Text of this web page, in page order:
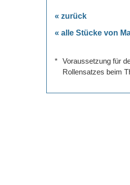
« zurück
« alle Stücke von
*
Voraussetzung für
Rollensatzes beim